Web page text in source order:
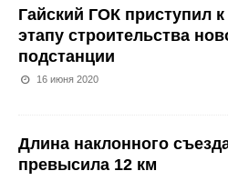
Гайский ГОК приступил
этапу строительства
подстанции
16 июня 2020
Длина наклонного
превысила 12 км